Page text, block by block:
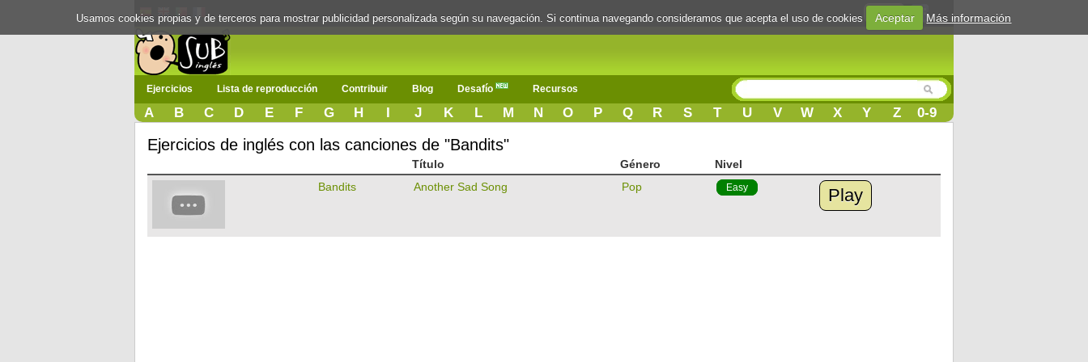
Login
Ejercicios Lista de reproducción Contribuir Blog Desafío Recursos
A B C D E F G H I J K L M N O P Q R S T U V W X Y Z 0-9
Ejercicios de inglés con las canciones de "Bandits"
Título Género
Nivel
Bandits
Another Sad Song Pop Easy Play
Usamos cookies propias y de terceros para mostrar publicidad personalizada según su navegación. Si continua navegando consideramos que acepta el uso de cookies Aceptar Más información